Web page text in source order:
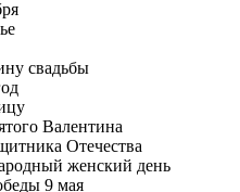
свадьбы
Валентина
Отечества
женский день
9 мая